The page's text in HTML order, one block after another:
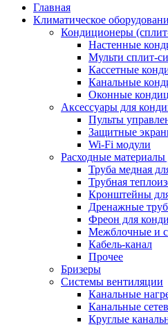
Главная
Климатическое
Кондиционеры
Настенные
Мульти сплит-
Кассетные
Канальные
Оконные
Аксессуары для
Пульты
Защитные
Wi-Fi модули
Расходные
Труба медная
Трубная
Кронштейны
Дренажные
Фреон для
Межблочные и
Кабель-канал
Прочее
Бризеры
Системы вентиляции
Канальные
Канальные
Круглые